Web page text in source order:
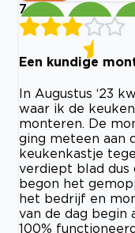
7
Een kundige
In Augustus ‘23
waar ik de
monteren. De
ging meteen aan
keukenkastje
verdiept blad dus
begon het
het bedrijf en
van de dag begin
100%